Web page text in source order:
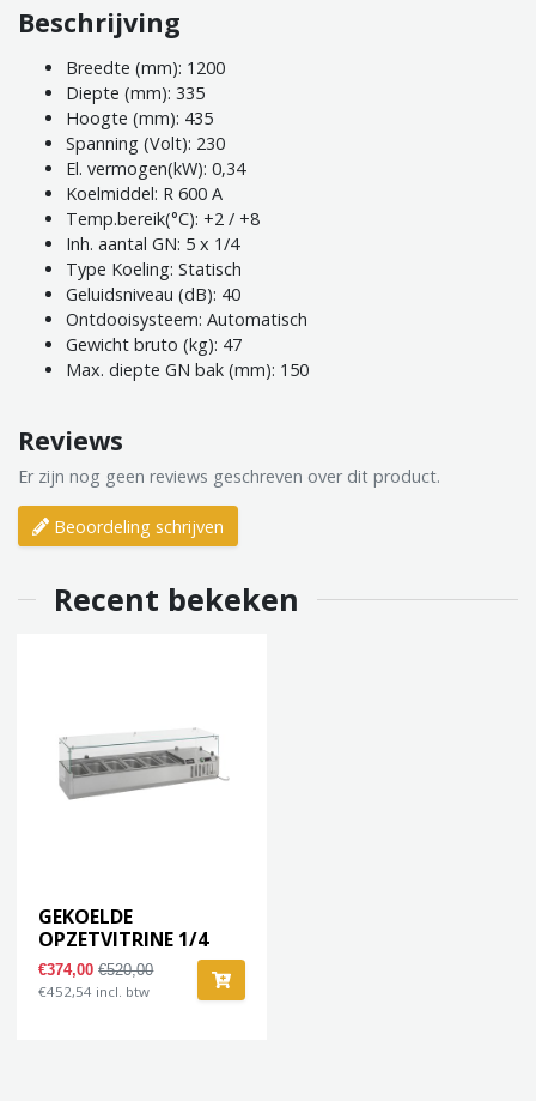
Beschrijving
Breedte (mm): 1200
Diepte (mm): 335
Hoogte (mm): 435
Spanning (Volt): 230
El. vermogen(kW): 0,34
Koelmiddel: R 600 A
Temp.bereik(°C): +2 / +8
Inh. aantal GN: 5 x 1/4
Type Koeling: Statisch
Geluidsniveau (dB): 40
Ontdooisysteem: Automatisch
Gewicht bruto (kg): 47
Max. diepte GN bak (mm): 150
Reviews
Er zijn nog geen reviews geschreven over dit product.
Beoordeling schrijven
Recent bekeken
GEKOELDE
OPZETVITRINE 1/4
GNx5
€374,00€520,00
€452,54 incl. btw